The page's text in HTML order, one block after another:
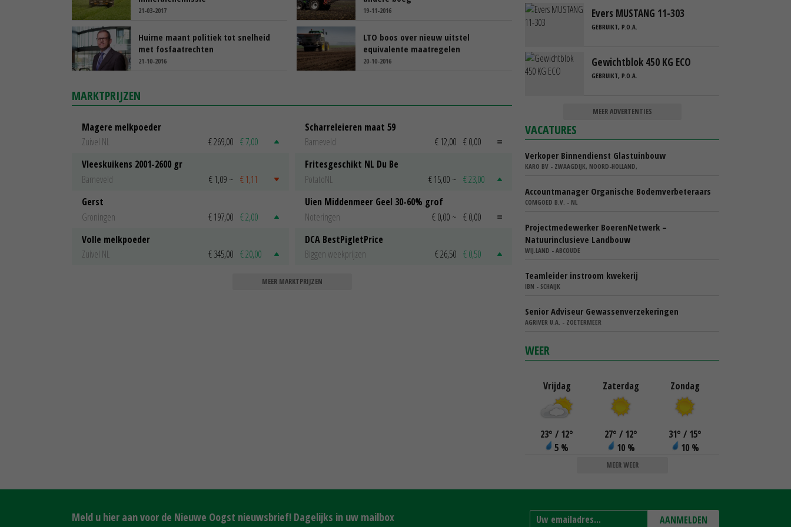
21-03-2017 19-11-2016
Huirne maant politiek tot snelheid
met fosfaatrechten
21-10-2016
LTO boos over nieuw uitstel
equivalente maatregelen
20-10-2016
MARKTPRIJZEN
Magere melkpoeder
Zuivel NL
€ 269,00 € 7,00
Vleeskuikens 2001-2600 gr
Barneveld
€ 1,09 ~ € 1,11
Gerst
Groningen
€ 197,00 € 2,00
Volle melkpoeder
Zuivel NL
€ 345,00 € 20,00
Scharreleieren maat 59
Barneveld
€ 12,00 € 0,00
Fritesgeschikt NL Du Be
PotatoNL
€ 15,00 ~ € 23,00
Uien Middenmeer Geel 30-60% grof
Noteringen
€ 0,00 ~ € 0,00
DCA BestPigletPrice
Biggen weekprijzen
€ 26,50 € 0,50
MEER MARKTPRIJZEN
Evers MUSTANG 11-303
GEBRUIKT, P.O.A.
Gewichtblok 450 KG ECO
GEBRUIKT, P.O.A.
MEER ADVERTENTIES
VACATURES
Verkoper Binnendienst Glastuinbouw
KARO BV - ZWAAGDIJK, NOORD-HOLLAND,
Accountmanager Organische Bodemverbeteraars
COMGOED B.V. - NL
Projectmedewerker BoerenNetwerk –
Natuurinclusieve Landbouw
WIJ.LAND - ABCOUDE
Teamleider instroom kwekerij
IBN - SCHAIJK
Senior Adviseur Gewassenverzekeringen
AGRIVER U.A. - ZOETERMEER
WEER
Vrijdag
23° / 12°
5 %
Zaterdag
27° / 12°
10 %
Zondag
31° / 15°
10 %
MEER WEER
Meld u hier aan voor de Nieuwe Oogst nieuwsbrief! Dagelijks in uw mailbox AANMELDEN